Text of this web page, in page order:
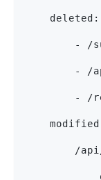
    deleted:
- /
- /
- /
/